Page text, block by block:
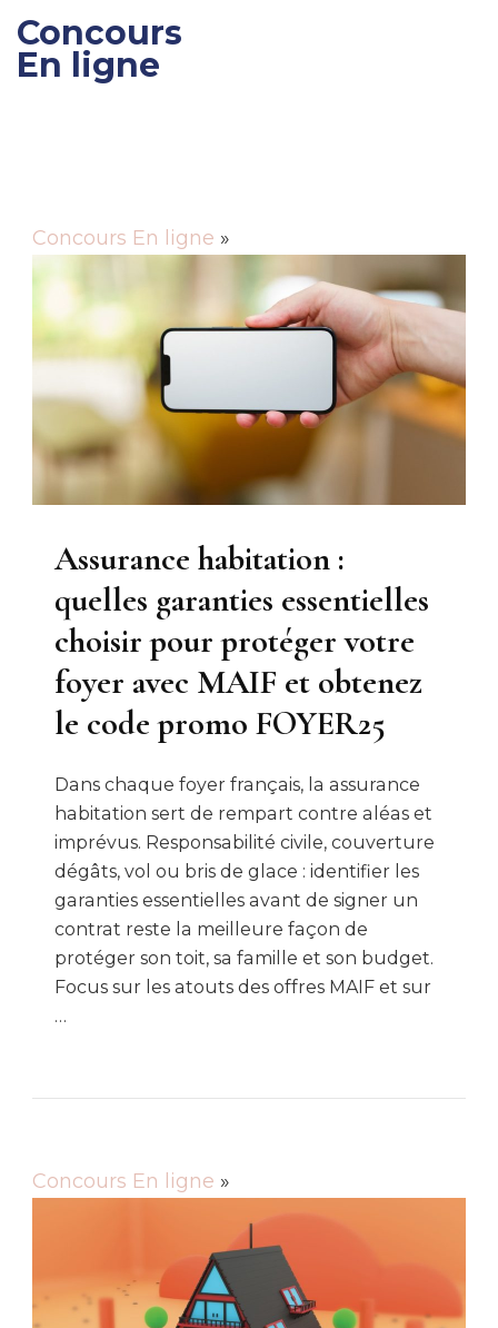
Concours
En ligne
Concours En ligne »
Assurance habitation :
quelles garanties essentielles
choisir pour protéger votre
foyer avec MAIF et obtenez
le code promo FOYER25
Dans chaque foyer français, la assurance
habitation sert de rempart contre aléas et
imprévus. Responsabilité civile, couverture
dégâts, vol ou bris de glace : identifier les
garanties essentielles avant de signer un
contrat reste la meilleure façon de
protéger son toit, sa famille et son budget.
Focus sur les atouts des offres MAIF et sur
…
Concours En ligne »